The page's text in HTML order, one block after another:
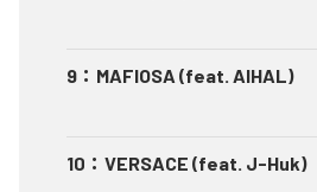
9 ： MAFIOSA (feat. AIHAL)
10 ： VERSACE (feat. J-Huk)